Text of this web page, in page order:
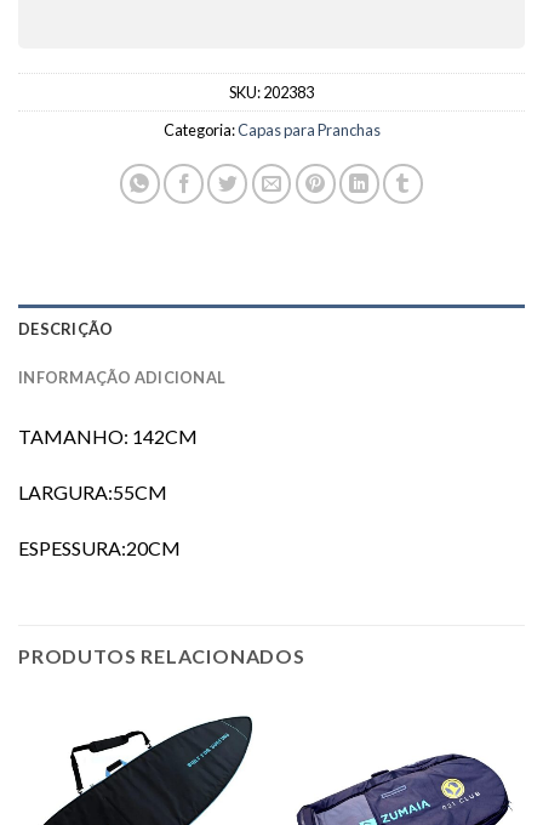
SKU:202383
Categoria:Capas para Pranchas
DESCRIÇÃO
INFORMAÇÃO ADICIONAL
TAMANHO: 142CM
LARGURA:55CM
ESPESSURA:20CM
PRODUTOS RELACIONADOS